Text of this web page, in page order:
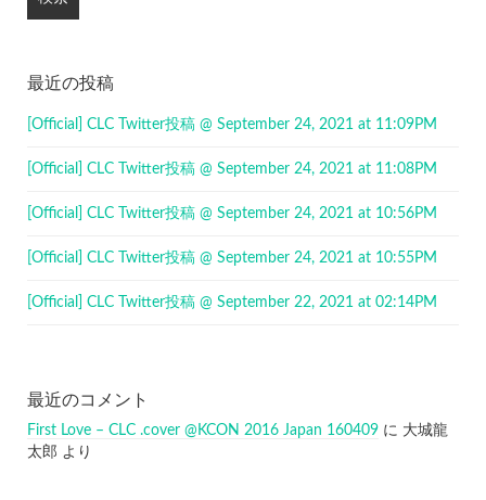
最近の投稿
[Official] CLC Twitter投稿 @ September 24, 2021 at 11:09PM
[Official] CLC Twitter投稿 @ September 24, 2021 at 11:08PM
[Official] CLC Twitter投稿 @ September 24, 2021 at 10:56PM
[Official] CLC Twitter投稿 @ September 24, 2021 at 10:55PM
[Official] CLC Twitter投稿 @ September 22, 2021 at 02:14PM
最近のコメント
First Love – CLC .cover @KCON 2016 Japan 160409 に 大城龍
太郎 より